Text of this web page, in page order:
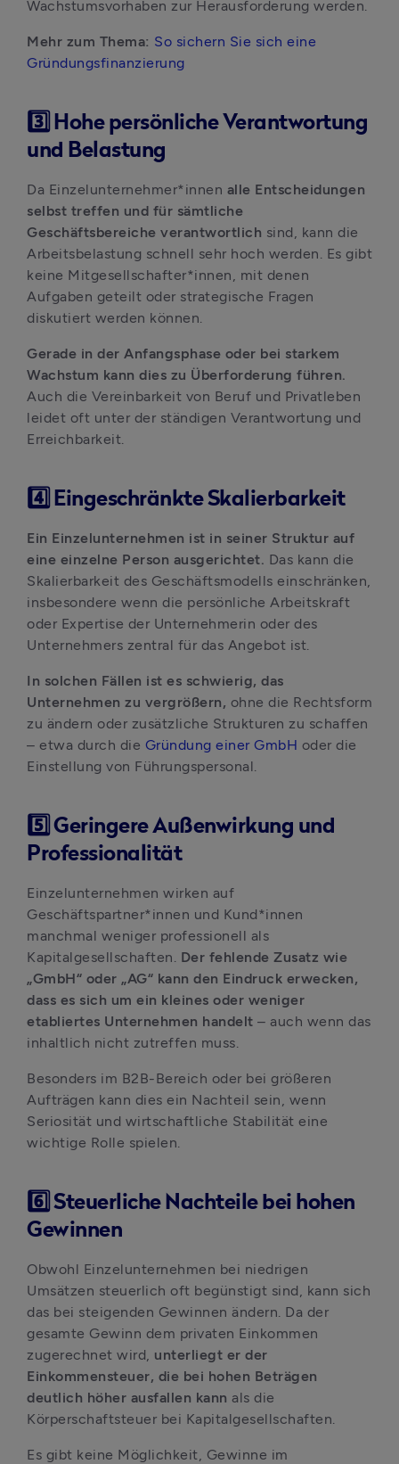
Wachstumsvorhaben zur Herausforderung werden.
Mehr zum Thema: So sichern Sie sich eine
Gründungsfinanzierung
3️⃣ Hohe persönliche Verantwortung
und Belastung
Da Einzelunternehmer*innen alle Entscheidungen
selbst treffen und für sämtliche
Geschäftsbereiche verantwortlich sind, kann die
Arbeitsbelastung schnell sehr hoch werden. Es gibt
keine Mitgesellschafter*innen, mit denen
Aufgaben geteilt oder strategische Fragen
diskutiert werden können.
Gerade in der Anfangsphase oder bei starkem
Auch die Vereinbarkeit von Beruf und Privatleben
leidet oft unter der ständigen Verantwortung und
Erreichbarkeit.
4️⃣ Eingeschränkte Skalierbarkeit
Ein Einzelunternehmen ist in seiner Struktur auf
eine einzelne Person ausgerichtet. Das kann die
Skalierbarkeit des Geschäftsmodells einschränken,
insbesondere wenn die persönliche Arbeitskraft
oder Expertise der Unternehmerin oder des
Unternehmers zentral für das Angebot ist.
In solchen Fällen ist es schwierig, das
Unternehmen zu vergrößern, ohne die Rechtsform
zu ändern oder zusätzliche Strukturen zu schaffen
– etwa durch die Gründung einer GmbH oder die
Einstellung von Führungspersonal.
5️⃣ Geringere Außenwirkung und
Professionalität
Einzelunternehmen wirken auf
Geschäftspartner*innen und Kund*innen
manchmal weniger professionell als
Kapitalgesellschaften. Der fehlende Zusatz wie
„GmbH“ oder „AG“ kann den Eindruck erwecken,
dass es sich um ein kleines oder weniger
etabliertes Unternehmen handelt – auch wenn das
inhaltlich nicht zutreffen muss.
Besonders im B2B-Bereich oder bei größeren
Aufträgen kann dies ein Nachteil sein, wenn
Seriosität und wirtschaftliche Stabilität eine
wichtige Rolle spielen.
6️⃣ Steuerliche Nachteile bei hohen
Gewinnen
Obwohl Einzelunternehmen bei niedrigen
Umsätzen steuerlich oft begünstigt sind, kann sich
das bei steigenden Gewinnen ändern. Da der
gesamte Gewinn dem privaten Einkommen
zugerechnet wird, unterliegt er der
Einkommensteuer, die bei hohen Beträgen
deutlich höher ausfallen kann als die
Körperschaftsteuer bei Kapitalgesellschaften.
Es gibt keine Möglichkeit, Gewinne im